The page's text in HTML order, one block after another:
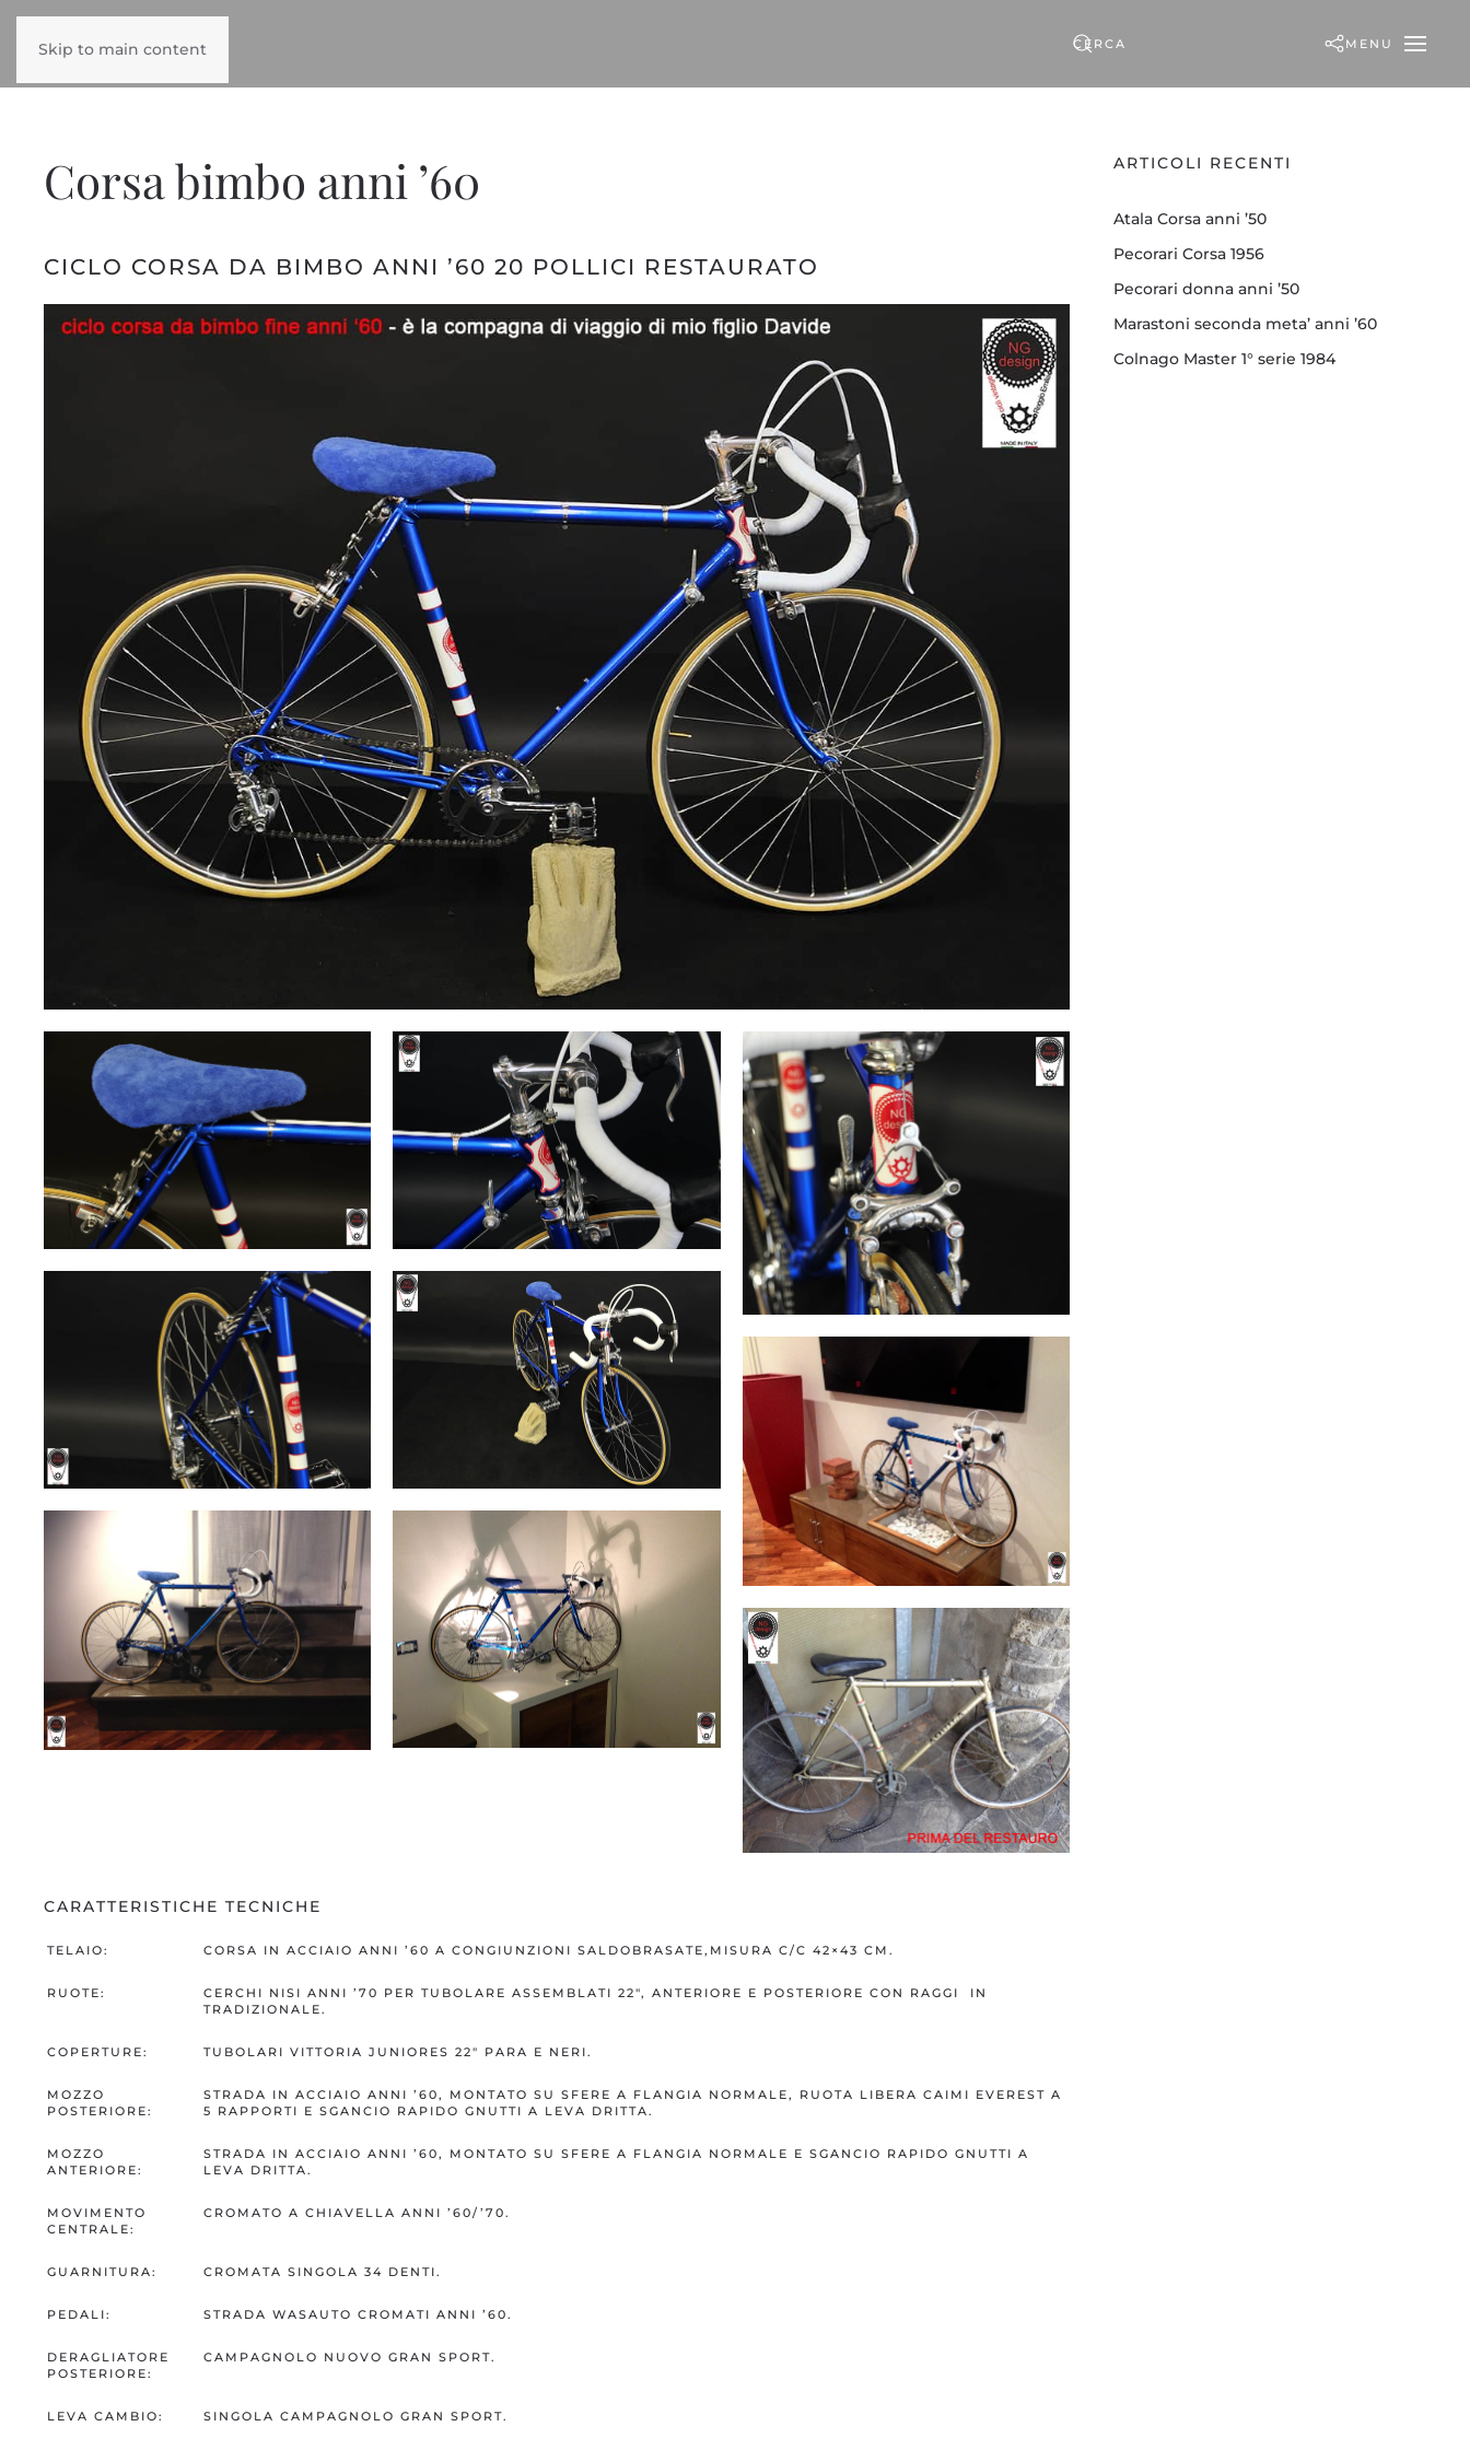
Skip to main content MENU
Corsa bimbo anni ’60
CICLO CORSA DA BIMBO ANNI ’60 20 POLLICI RESTAURATO
CARATTERISTICHE TECNICHE
TELAIO: CORSA IN ACCIAIO ANNI ’60 A CONGIUNZIONI SALDOBRASATE,MISURA C/C 42×43 CM.
RUOTE:
CERCHI NISI ANNI ’70 PER TUBOLARE ASSEMBLATI 22″, ANTERIORE E POSTERIORE CON RAGGI IN
TRADIZIONALE.
COPERTURE: TUBOLARI VITTORIA JUNIORES 22″ PARA E NERI.
MOZZO
POSTERIORE:
STRADA IN ACCIAIO ANNI ’60, MONTATO SU SFERE A FLANGIA NORMALE, RUOTA LIBERA CAIMI EVEREST A
5 RAPPORTI E SGANCIO RAPIDO GNUTTI A LEVA DRITTA.
MOZZO
ANTERIORE:
STRADA IN ACCIAIO ANNI ’60, MONTATO SU SFERE A FLANGIA NORMALE E SGANCIO RAPIDO GNUTTI A
LEVA DRITTA.
MOVIMENTO
CENTRALE:
CROMATO A CHIAVELLA ANNI ’60/’70.
GUARNITURA: CROMATA SINGOLA 34 DENTI.
PEDALI: STRADA WASAUTO CROMATI ANNI ’60.
DERAGLIATORE
POSTERIORE:
CAMPAGNOLO NUOVO GRAN SPORT.
LEVA CAMBIO: SINGOLA CAMPAGNOLO GRAN SPORT.
ARTICOLI RECENTI
Atala Corsa anni ’50
Pecorari Corsa 1956
Pecorari donna anni ’50
Marastoni seconda meta’ anni ’60
Colnago Master 1° serie 1984